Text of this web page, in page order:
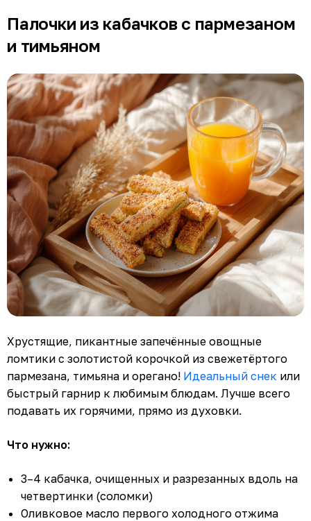
Палочки из кабачков с пармезаном
и тимьяном
Хрустящие, пикантные запечённые овощные
ломтики с золотистой корочкой из свежетёртого
пармезана, тимьяна и орегано! Идеальный снек или
быстрый гарнир к любимым блюдам. Лучше всего
подавать их горячими, прямо из духовки.
Что нужно:
3–4 кабачка, очищенных и разрезанных вдоль на
четвертинки (соломки)
Оливковое масло первого холодного отжима